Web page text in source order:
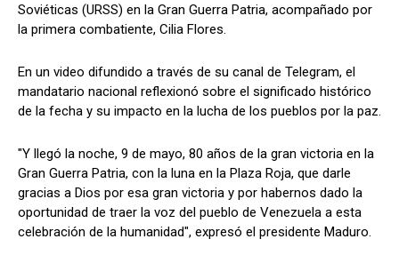
Soviéticas (URSS) en la Gran Guerra Patria, acompañado por
la primera combatiente, Cilia Flores.
En un video difundido a través de su canal de Telegram, el
mandatario nacional reflexionó sobre el significado histórico
de la fecha y su impacto en la lucha de los pueblos por la paz.
"Y llegó la noche, 9 de mayo, 80 años de la gran victoria en la
Gran Guerra Patria, con la luna en la Plaza Roja, que darle
gracias a Dios por esa gran victoria y por habernos dado la
oportunidad de traer la voz del pueblo de Venezuela a esta
celebración de la humanidad", expresó el presidente Maduro.